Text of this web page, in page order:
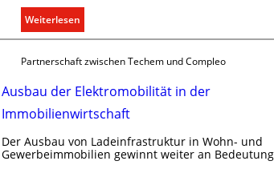
c
h
e
r
a
s
r
a
l
e
U
n
e
Weiterlesen:
T
r
k
m
m
u
Partnerschaft zwischen Techem und Compleo
Ausbau der Elektromobilität in der
Immobilienwirtschaft
Der Ausbau von Ladeinfrastruktur in Wohn- und
Gewerbeimmobilien gewinnt weiter an